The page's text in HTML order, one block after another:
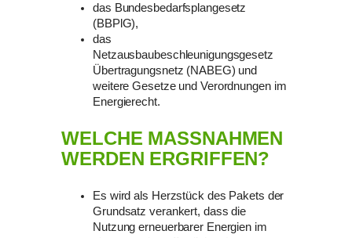
das Bundesbedarfsplangesetz
(BBPlG),
das
Netzausbaubeschleunigungsgesetz
Übertragungsnetz (NABEG) und
weitere Gesetze und Verordnungen im
Energierecht.
WELCHE MASSNAHMEN W
ERDEN ERGRIFFEN?
Es wird als Herzstück des Pakets der
Grundsatz verankert, dass die
Nutzung erneuerbarer Energien im